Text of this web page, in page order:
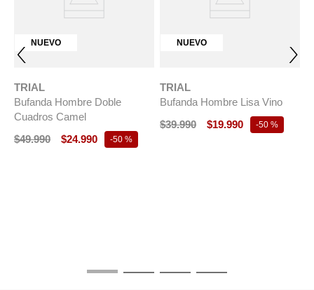
NUEVO
TRIAL
Bufanda Hombre Doble
Cuadros Camel
$49.990 $24.990 -50 %
NUEVO
TRIAL
Bufanda Hombre Lisa Vino
$39.990 $19.990 -50 %